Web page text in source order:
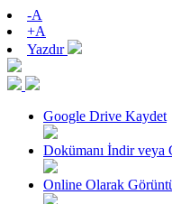
-A
+A
Yazdır
Google Drive Kaydet
Dokümanı İndir veya
Online Olarak